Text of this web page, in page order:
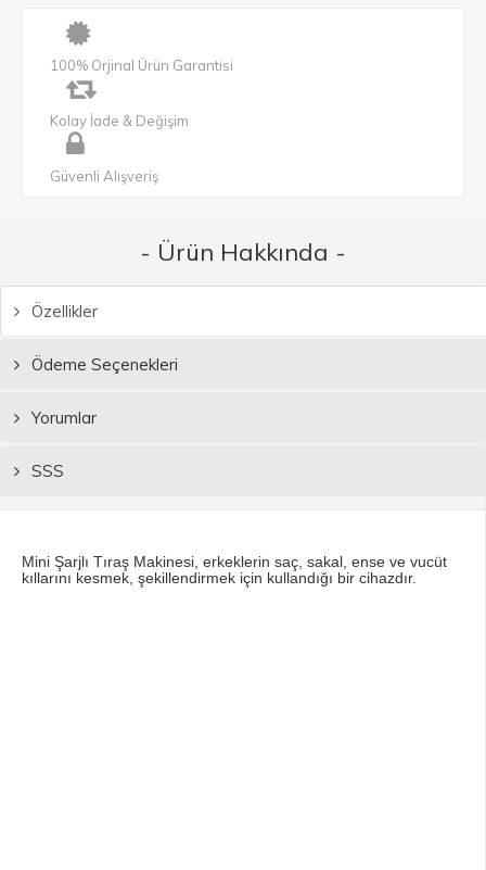
100% Orjinal Ürün Garantisi
Kolay İade & Değişim
Güvenli Alışveriş
- Ürün Hakkında -
Özellikler
Ödeme Seçenekleri
Yorumlar
SSS
Mini Şarjlı Tıraş Makinesi, erkeklerin saç, sakal, ense ve vucüt
kıllarını kesmek, şekillendirmek için kullandığı bir cihazdır.